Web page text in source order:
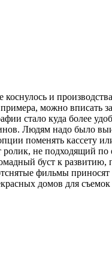
и
можно вписать
стало куда более
Людям надо было
поменять кассету
не подходящий
буст к
фильмы
домов для